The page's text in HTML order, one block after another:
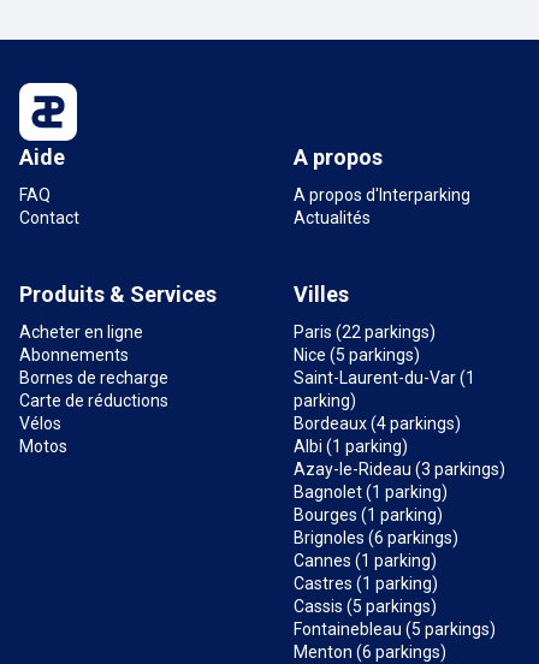
Aide
FAQ
Contact
A propos
A propos d'Interparking
Actualités
Produits & Services
Acheter en ligne
Abonnements
Bornes de recharge
Carte de réductions
Vélos
Motos
Villes
Paris (22 parkings)
Nice (5 parkings)
Saint-Laurent-du-Var (1
parking)
Bordeaux (4 parkings)
Albi (1 parking)
Azay-le-Rideau (3 parkings)
Bagnolet (1 parking)
Bourges (1 parking)
Brignoles (6 parkings)
Cannes (1 parking)
Castres (1 parking)
Cassis (5 parkings)
Fontainebleau (5 parkings)
Menton (6 parkings)